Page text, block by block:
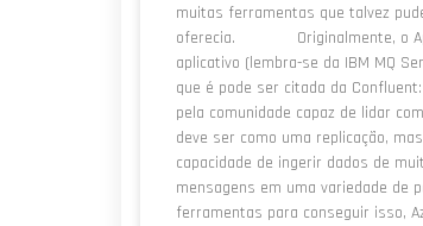
muitas ferramentas que talvez
oferecia. Originalmente, o
aplicativo (lembra-se da IBM MQ
que é pode ser citada da
pela comunidade capaz de lidar
deve ser como uma replicação,
capacidade de ingerir dados de
mensagens em uma variedade de
ferramentas para conseguir isso,